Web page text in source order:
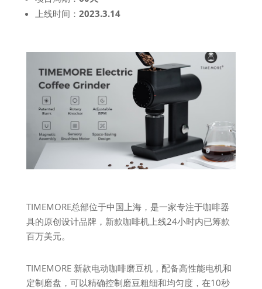
上线时间： 2023.3.14
TIMEMORE总部位于中国上海，是一家专注于咖啡器
具的原创设计品牌，新款咖啡机上线24小时内已筹款
百万美元。
TIMEMORE 新款电动咖啡磨豆机，配备高性能电机和
定制磨盘，可以精确控制磨豆粗细和均匀度，在10秒